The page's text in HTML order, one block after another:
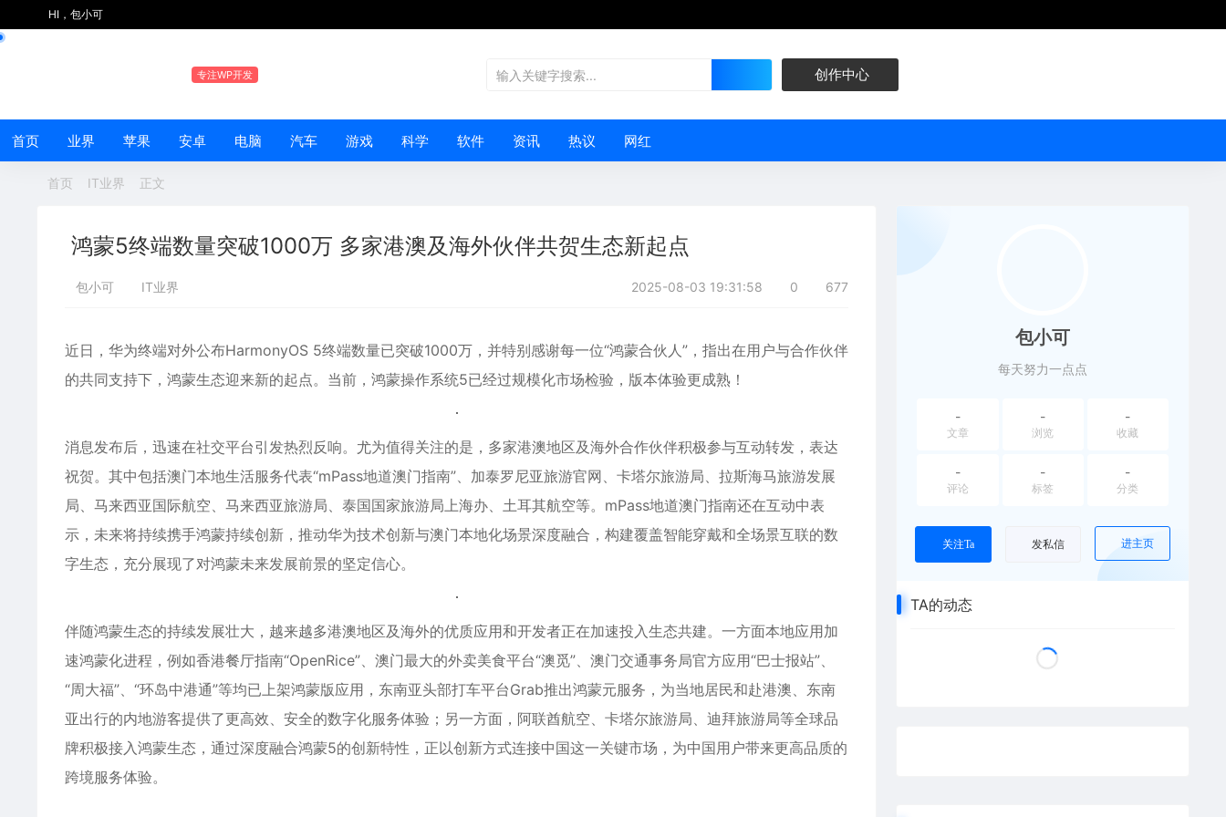
HI，包小可
专注WP开发 创作中心
首页 业界 苹果 安卓 电脑 汽车 游戏 科学 软件 资讯 热议 网红
首页 IT业界 正文
鸿蒙5终端数量突破1000万 多家港澳及海外伙伴共贺生态新起点
包小可 IT业界 2025-08-03 19:31:58 0 677
近日，华为终端对外公布HarmonyOS 5终端数量已突破1000万，并特别感谢每一位“鸿蒙合伙人”，指出在用户与合作伙伴
的共同支持下，鸿蒙生态迎来新的起点。当前，鸿蒙操作系统5已经过规模化市场检验，版本体验更成熟！
消息发布后，迅速在社交平台引发热烈反响。尤为值得关注的是，多家港澳地区及海外合作伙伴积极参与互动转发，表达
祝贺。其中包括澳门本地生活服务代表“mPass地道澳门指南”、加泰罗尼亚旅游官网、卡塔尔旅游局、拉斯海马旅游发展
局、马来西亚国际航空、马来西亚旅游局、泰国国家旅游局上海办、土耳其航空等。mPass地道澳门指南还在互动中表
示，未来将持续携手鸿蒙持续创新，推动华为技术创新与澳门本地化场景深度融合，构建覆盖智能穿戴和全场景互联的数
字生态，充分展现了对鸿蒙未来发展前景的坚定信心。
伴随鸿蒙生态的持续发展壮大，越来越多港澳地区及海外的优质应用和开发者正在加速投入生态共建。一方面本地应用加
速鸿蒙化进程，例如香港餐厅指南“OpenRice”、澳门最大的外卖美食平台“澳觅”、澳门交通事务局官方应用“巴士报站”、
“周大福”、“环岛中港通”等均已上架鸿蒙版应用，东南亚头部打车平台Grab推出鸿蒙元服务，为当地居民和赴港澳、东南
亚出行的内地游客提供了更高效、安全的数字化服务体验；另一方面，阿联酋航空、卡塔尔旅游局、迪拜旅游局等全球品
牌积极接入鸿蒙生态，通过深度融合鸿蒙5的创新特性，正以创新方式连接中国这一关键市场，为中国用户带来更高品质的
跨境服务体验。
包小可
每天努力一点点
-
文章
-
浏览
-
收藏
-
评论
-
标签
-
分类
关注Ta 发私信 进主页
TA的动态